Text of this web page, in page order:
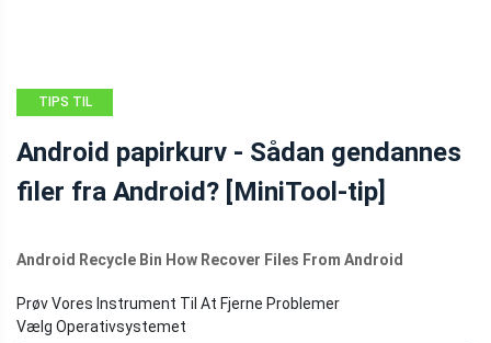
TIPS TIL
FILGENDANNELSE
Android papirkurv - Sådan gendannes
filer fra Android? [MiniTool-tip]
Android Recycle Bin How Recover Files From Android
Prøv Vores Instrument Til At Fjerne Problemer
Vælg Operativsystemet